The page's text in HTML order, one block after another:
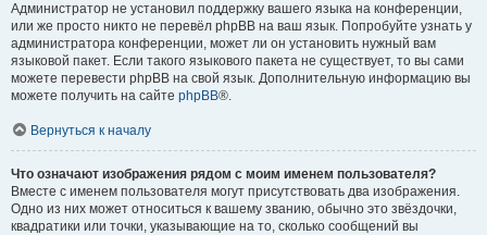
Администратор не установил поддержку вашего языка на конференции,
или же просто никто не перевёл phpBB на ваш язык. Попробуйте узнать у
администратора конференции, может ли он установить нужный вам
языковой пакет. Если такого языкового пакета не существует, то вы сами
можете перевести phpBB на свой язык. Дополнительную информацию вы
можете получить на сайте phpBB®.
Вернуться к началу
Что означают изображения рядом с моим именем пользователя?
Вместе с именем пользователя могут присутствовать два изображения.
Одно из них может относиться к вашему званию, обычно это звёздочки,
квадратики или точки, указывающие на то, сколько сообщений вы